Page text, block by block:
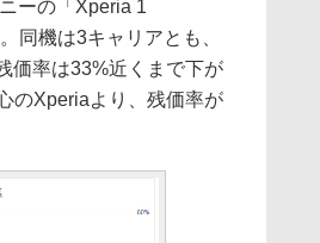
ーの「Xperia 1
同機は3キャリアとも、
価率は33%近くまで下が
のXperiaより、残価率が